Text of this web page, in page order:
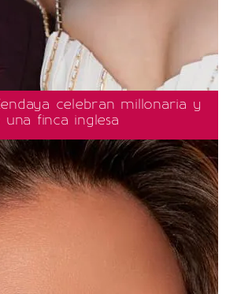
celebran millonaria y
finca inglesa